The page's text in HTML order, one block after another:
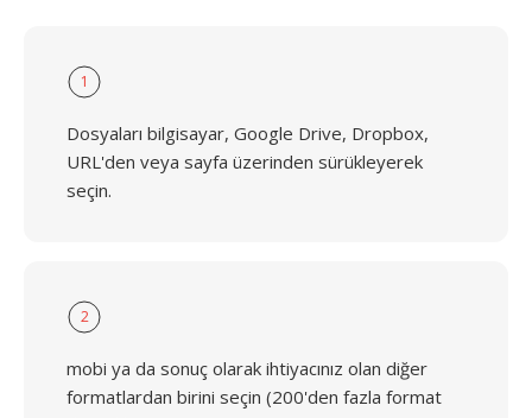
1
Dosyaları bilgisayar, Google Drive, Dropbox,
URL'den veya sayfa üzerinden sürükleyerek
seçin.
2
mobi ya da sonuç olarak ihtiyacınız olan diğer
formatlardan birini seçin (200'den fazla format